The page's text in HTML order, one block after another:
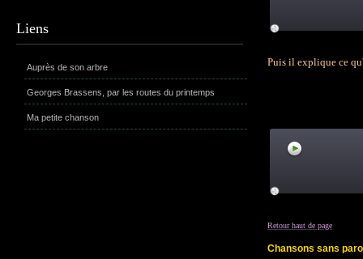
Liens
Auprès de son arbre
Georges Brassens, par les routes du printemps
Ma petite chanson
Puis il explique ce
Retour haut de page
Chansons sans